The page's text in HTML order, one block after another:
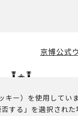
京博公式
ツに関する著作権
キー）を使用してい
する」を選択された